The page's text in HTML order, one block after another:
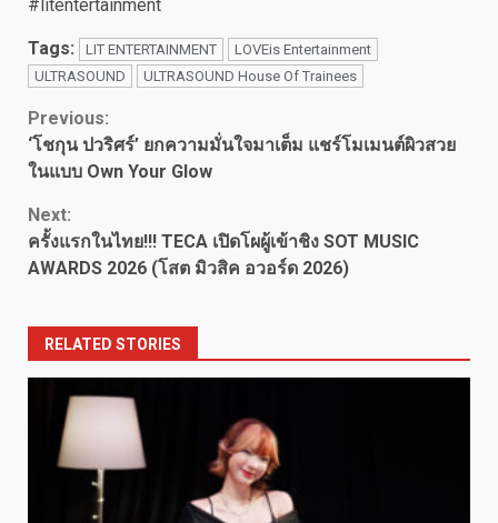
#litentertainment
Tags: LIT ENTERTAINMENT
LOVEis Entertainment
ULTRASOUND
ULTRASOUND House Of Trainees
Continue
Reading
Previous:
‘โชกุน ปวริศร์’ ยกความมั่นใจมาเต็ม แชร์โมเมนต์ผิวสวย
ในแบบ Own Your Glow
Next:
ครั้งแรกในไทย!!! TECA เปิดโผผู้เข้าชิง SOT MUSIC
AWARDS 2026 (โสต มิวสิค อวอร์ด 2026)
RELATED STORIES